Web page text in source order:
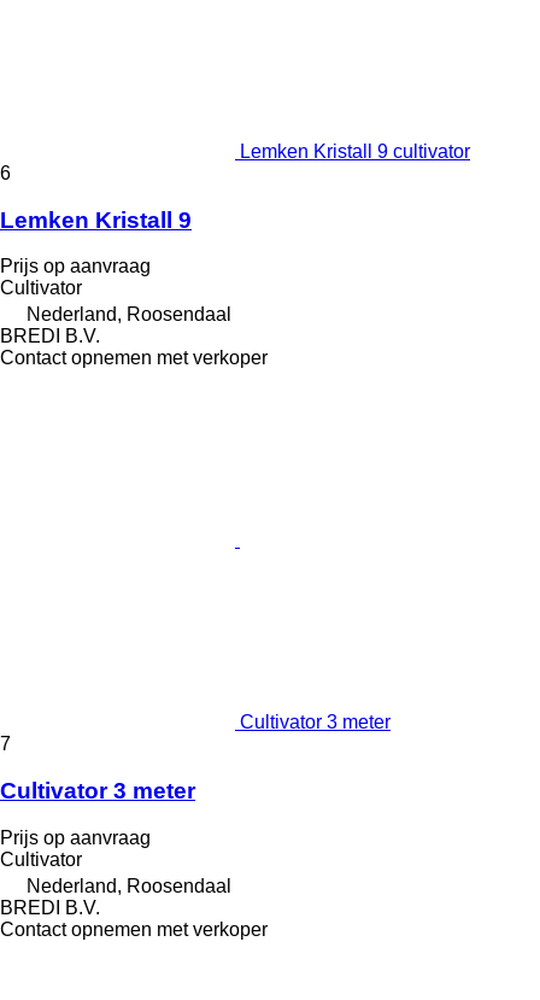
Lemken Kristall 9 cultivator
6
Lemken Kristall 9
Prijs op aanvraag
Cultivator
Nederland, Roosendaal
BREDI B.V.
Contact opnemen met verkoper
Cultivator 3 meter
7
Cultivator 3 meter
Prijs op aanvraag
Cultivator
Nederland, Roosendaal
BREDI B.V.
Contact opnemen met verkoper